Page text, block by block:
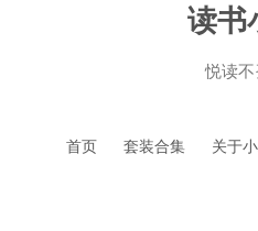
读书
悦读
首页 套装合集 关于